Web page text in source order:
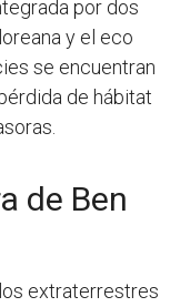
por dos
y el eco
se encuentran
de hábitat
de Ben
extraterrestres